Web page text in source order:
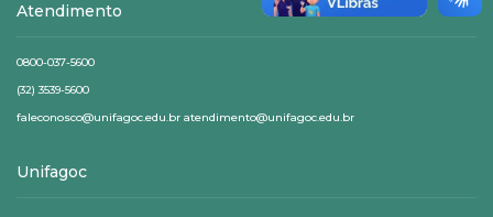
Atendimento
0800-037-5600
(32) 3539-5600
faleconosco@unifagoc.edu.br atendimento@unifagoc.edu.br
Unifagoc